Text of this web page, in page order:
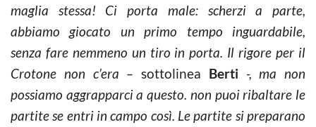
maglia stessa! Ci porta male: scherzi a parte,
abbiamo giocato un primo tempo inguardabile,
senza fare nemmeno un tiro in porta. Il rigore per il
Crotone non c’era – sottolinea Berti -, ma non
possiamo aggrapparci a questo. non puoi ribaltare le
partite se entri in campo così. Le partite si preparano